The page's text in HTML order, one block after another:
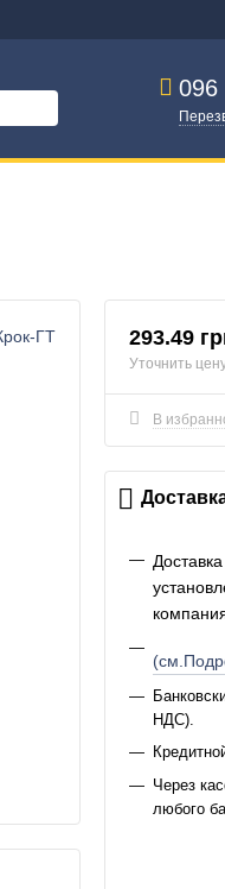
096
293.49
Уточнить
В
НДС).
Через
любого